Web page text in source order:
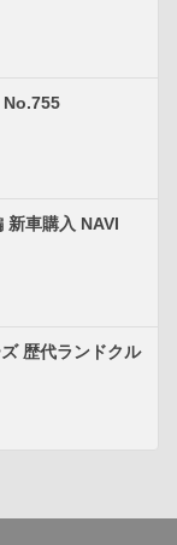
No.755
新車購入 NAVI
歴代ランドクル